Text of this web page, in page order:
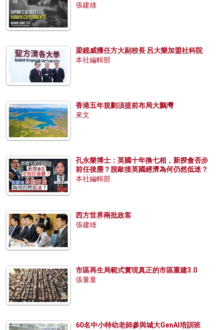
張建雄
梁鏡威獲任方大副校長 呂大樂加盟社科院
本社編輯部
香港五年規劃須提前布局大鵬灣
來文
孔永樂博士：英國十年換七相，新揆會否步
前任後塵？脫歐後英國經濟為何仍然低迷？
本社編輯部
西方世界兩批政客
張建雄
市區再生局範式實現真正的市區重建3.0
張量童
60名中小特幼老師參與城大GenAI培訓班